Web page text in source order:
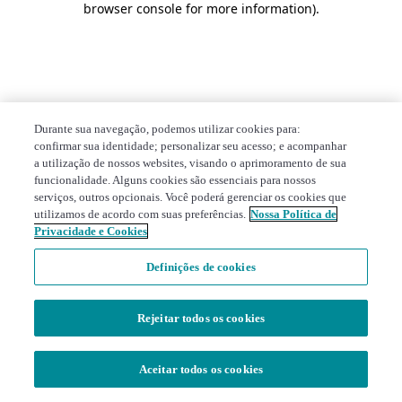
browser console for more information).
Durante sua navegação, podemos utilizar cookies para:
confirmar sua identidade; personalizar seu acesso; e acompanhar
a utilização de nossos websites, visando o aprimoramento de sua
funcionalidade. Alguns cookies são essenciais para nossos
serviços, outros opcionais. Você poderá gerenciar os cookies que
utilizamos de acordo com suas preferências. Nossa Política de
Privacidade e Cookies
Definições de cookies
Rejeitar todos os cookies
Aceitar todos os cookies